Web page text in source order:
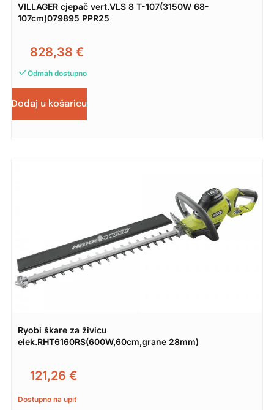
VILLAGER cjepač vert.VLS 8 T-107(3150W 68-
107cm)079895 PPR25
828,38 €
Odmah dostupno
Dodaj u košaricu
Ryobi škare za živicu
elek.RHT6160RS(600W,60cm,grane 28mm)
121,26 €
Dostupno na upit